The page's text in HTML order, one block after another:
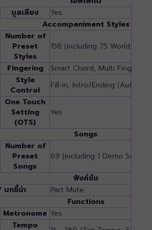
บูสเสียง
Yes
Accompaniment Styles
Number of
Preset
Styles
158 (including 75 World
Fingering
Smart Chord, Multi Finger
Style
Control
Fill-in, Intro/Ending (Auto/
One Touch
Setting
(OTS)
Yes
Songs
Number of
Preset
Songs
69 (including 1 Demo Song)
ฟังค์ชัน
บทชี้นำ
Part Mute
Functions
Metronome Yes
Tempo